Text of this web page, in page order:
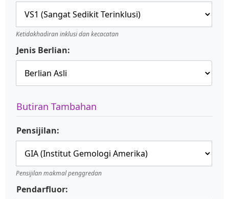
Ketidakhadiran inklusi dan kecacatan
Jenis Berlian:
Butiran Tambahan
Pensijilan:
Pensijilan makmal penggredan
Pendarfluor: